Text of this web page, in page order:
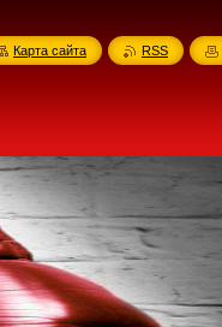
Карта сайта RSS